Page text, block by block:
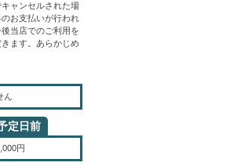
ャンセルされた場
お支払いが行われ
当店でのご利用を
ます。あらかじめ
ん
定日前
円